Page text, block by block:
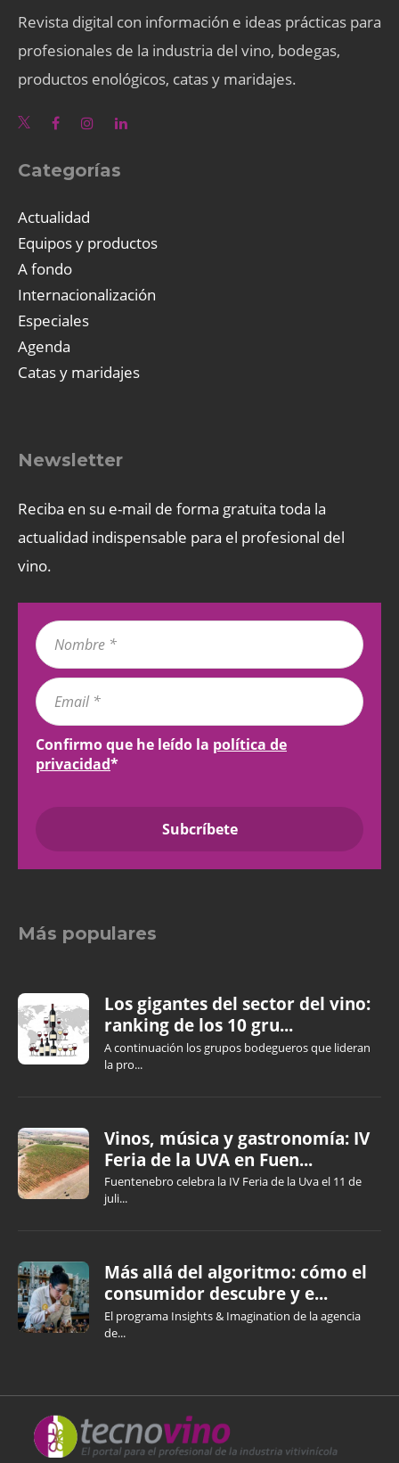
Revista digital con información e ideas prácticas para
profesionales de la industria del vino, bodegas,
productos enológicos, catas y maridajes.
Categorías
Actualidad
Equipos y productos
A fondo
Internacionalización
Especiales
Agenda
Catas y maridajes
Newsletter
Reciba en su e-mail de forma gratuita toda la
actualidad indispensable para el profesional del
vino.
Confirmo que he leído la política de
privacidad*
Más populares
Los gigantes del sector del vino:
ranking de los 10 gru...
A continuación los grupos bodegueros que lideran
la pro...
Vinos, música y gastronomía: IV
Feria de la UVA en Fuen...
Fuentenebro celebra la IV Feria de la Uva el 11 de
juli...
Más allá del algoritmo: cómo el
consumidor descubre y e...
El programa Insights & Imagination de la agencia
de...